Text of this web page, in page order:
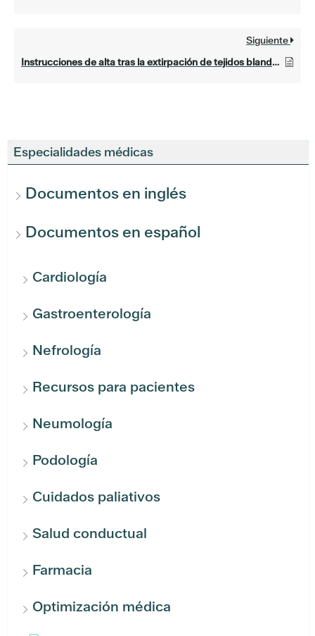
Especialidades médicas
Documentos en inglés
Documentos en español
Cardiología
Gastroenterología
Nefrología
Recursos para pacientes
Neumología
Podología
Cuidados paliativos
Salud conductual
Farmacia
Optimización médica
Siguiente
Instrucciones de alta tras la extirpación de tejidos blandos